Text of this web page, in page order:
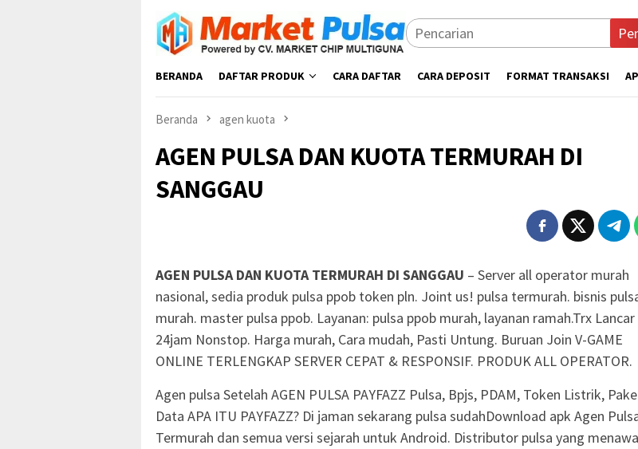
Loncat
konten
BERANDA DAFTAR PRODUK CARA DAFTAR CARA DEPOSIT FORMAT TRANSAKSI
Beranda agen kuota
AGEN PULSA DAN KUOTA TERMURAH DI
SANGGAU
AGEN PULSA DAN KUOTA TERMURAH DI SANGGAU – Server all operator murah
nasional, sedia produk pulsa ppob token pln. Joint us! pulsa termurah. bisnis
murah. master pulsa ppob. Layanan: pulsa ppob murah, layanan ramah.Trx Lancar
24jam Nonstop. Harga murah, Cara mudah, Pasti Untung. Buruan Join V-GAME
ONLINE TERLENGKAP SERVER CEPAT & RESPONSIF. PRODUK ALL OPERATOR.
Agen pulsa Setelah AGEN PULSA PAYFAZZ Pulsa, Bpjs, PDAM, Token Listrik,
Data APA ITU PAYFAZZ? Di jaman sekarang pulsa sudahDownload apk Agen
Termurah dan semua versi sejarah untuk Android. Distributor pulsa yang